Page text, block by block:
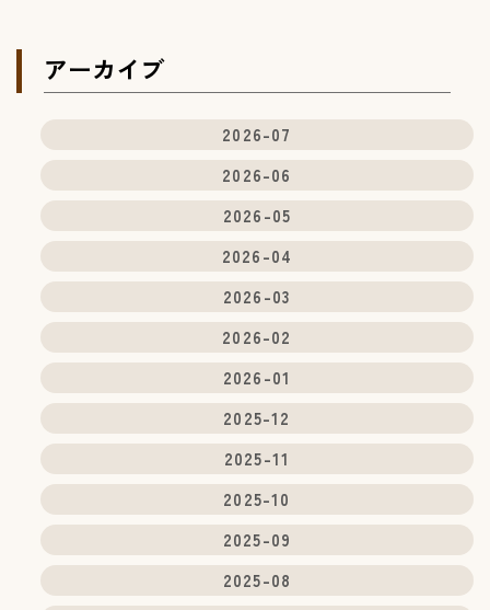
アーカイブ
2026-07
2026-06
2026-05
2026-04
2026-03
2026-02
2026-01
2025-12
2025-11
2025-10
2025-09
2025-08